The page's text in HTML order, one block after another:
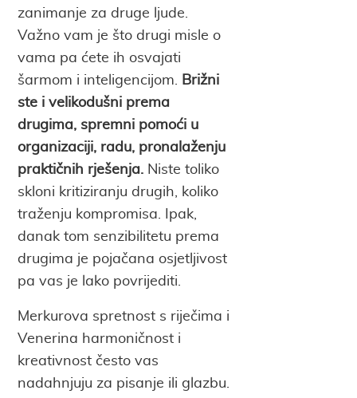
zanimanje za druge ljude.
Važno vam je što drugi misle o
vama pa ćete ih osvajati
šarmom i inteligencijom. Brižni
ste i velikodušni prema
drugima, spremni pomoći u
organizaciji, radu, pronalaženju
praktičnih rješenja. Niste toliko
skloni kritiziranju drugih, koliko
traženju kompromisa. Ipak,
danak tom senzibilitetu prema
drugima je pojačana osjetljivost
pa vas je lako povrijediti.
Merkurova spretnost s riječima i
Venerina harmoničnost i
kreativnost često vas
nadahnjuju za pisanje ili glazbu.